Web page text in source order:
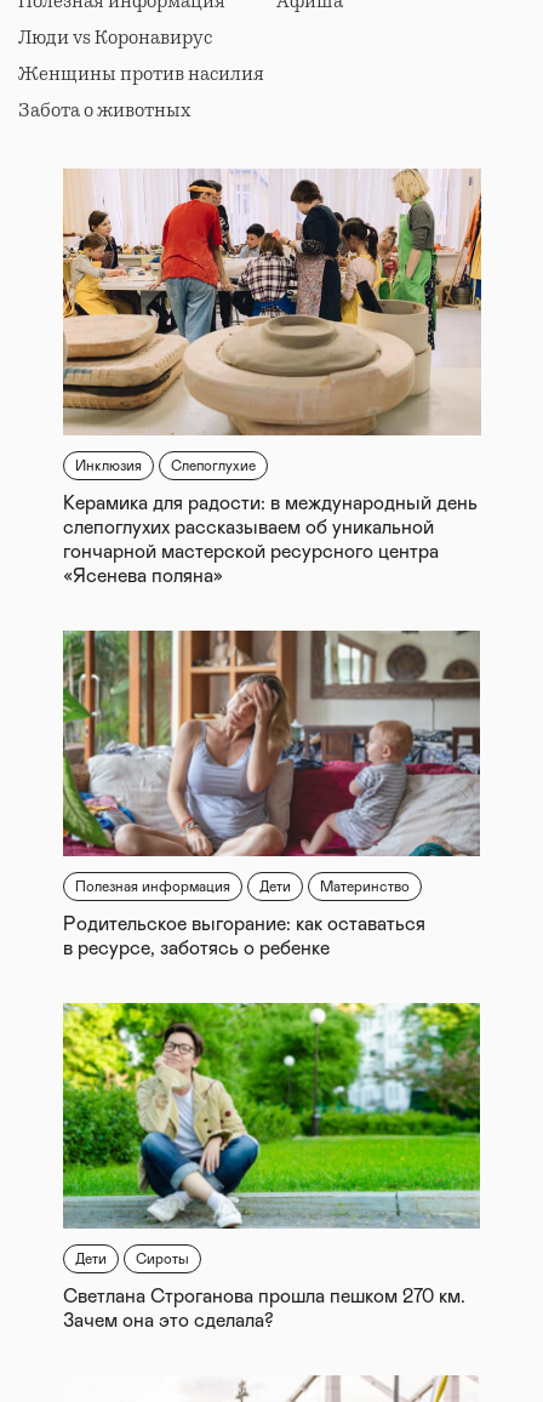
Люди vs Коронавирус
Женщины против насилия
Забота о животных
Инклюзия Слепоглухие
Керамика для радости: в международный день
слепоглухих рассказываем об уникальной
гончарной мастерской ресурсного центра
«Ясенева поляна»
Полезная информация Дети Материнство
Родительское выгорание: как оставаться
в ресурсе, заботясь о ребенке
Дети Сироты
Светлана Строганова прошла пешком 270 км.
Зачем она это сделала?